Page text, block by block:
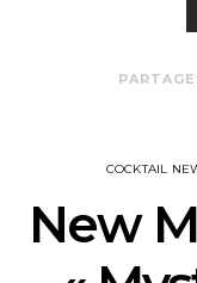
COCKTAIL
New